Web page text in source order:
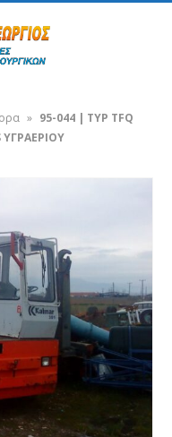
» 95-044 | TYP TFQ
ΥΓΡΑΕΡΙΟΥ